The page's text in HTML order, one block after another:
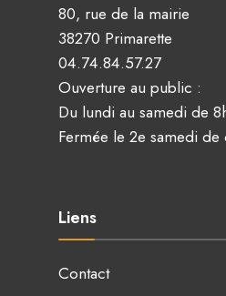
80, rue de la mairie
38270 Primarette
04.74.84.57.27
Ouverture au public :
Du lundi au samedi de
Fermée le 2e samedi de
Liens
Contact